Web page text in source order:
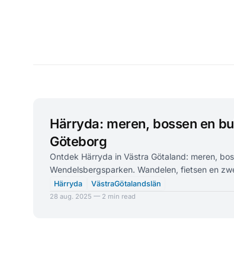
Härryda: meren, bossen en
Göteborg
Ontdek Härryda in Västra Götaland: meren,
Wendelsbergsparken. Wandelen, fietsen en
Härryda VästraGötalandslän
28 aug. 2025 — 2 min read